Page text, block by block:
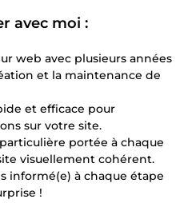
avec moi :
web avec plusieurs années
et la maintenance de
et efficace pour
sur votre site.
portée à chaque
visuellement cohérent.
informé(e) à chaque étape
!